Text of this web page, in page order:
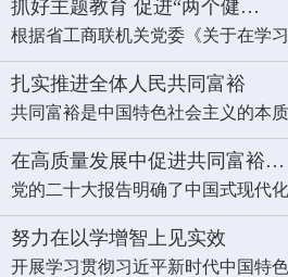
抓好主题教育 促进“两个健…
根据省工商联机关党委《关于在学
扎实推进全体人民共同富裕
共同富裕是中国特色社会主义的本
在高质量发展中促进共同富裕…
党的二十大报告明确了中国式现代
努力在以学增智上见实效
开展学习贯彻习近平新时代中国特